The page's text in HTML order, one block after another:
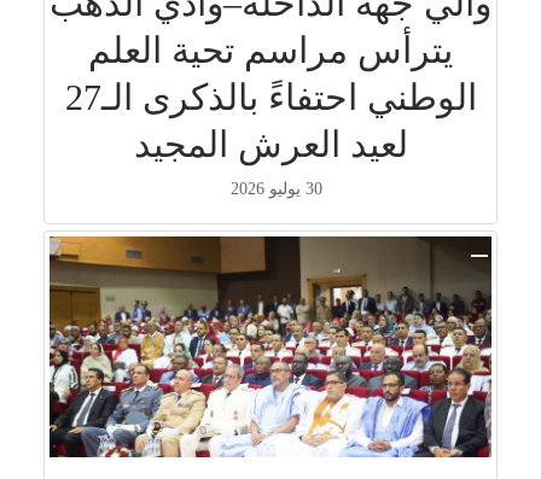
يترأس مراسم تحية العلم
الوطني احتفاءً بالذكرى الـ27
لعيد العرش المجيد
30 يوليو 2026